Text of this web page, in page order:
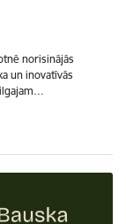
norisinājās
un inovatīvās